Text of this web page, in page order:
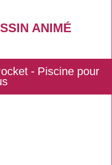
ANIMÉ
- Piscine pour